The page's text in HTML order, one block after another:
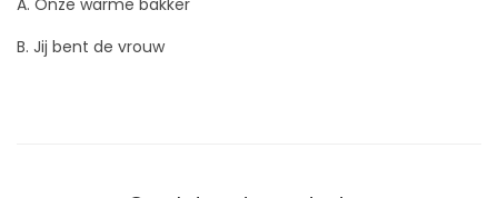
B. Jij bent de vrouw